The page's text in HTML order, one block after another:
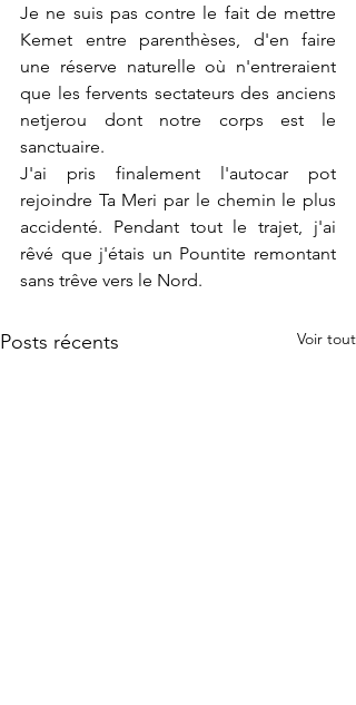
Je ne suis pas contre le fait de mettre
Kemet entre parenthèses, d'en faire
une réserve naturelle où n'entreraient
que les fervents sectateurs des anciens
netjerou dont notre corps est le
sanctuaire.
J'ai pris finalement l'autocar pot
rejoindre Ta Meri par le chemin le plus
accidenté. Pendant tout le trajet, j'ai
rêvé que j'étais un Pountite remontant
sans trêve vers le Nord.
Posts récents Voir tout